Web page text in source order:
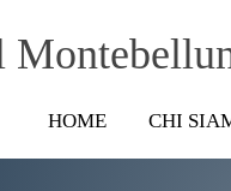
HOME CHI